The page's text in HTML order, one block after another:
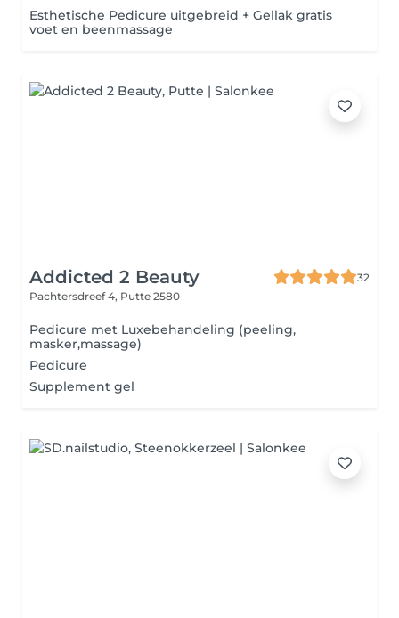
Esthetische Pedicure uitgebreid + Gellak gratis
voet en beenmassage
Addicted 2 Beauty
32
Pachtersdreef 4, Putte 2580
Pedicure met Luxebehandeling (peeling,
masker,massage)
Pedicure
Supplement gel